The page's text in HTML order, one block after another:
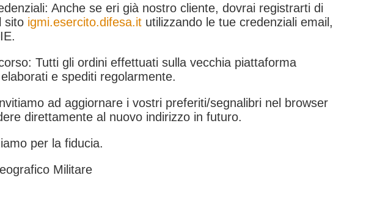
Anche se eri già nostro cliente, dovrai registrarti di
sito igmi.esercito.difesa.it utilizzando le tue credenziali email,
Tutti gli ordini effettuati sulla vecchia piattaforma
e spediti regolarmente.
ad aggiornare i vostri preferiti/segnalibri nel browser
direttamente al nuovo indirizzo in futuro.
per la fiducia.
Militare